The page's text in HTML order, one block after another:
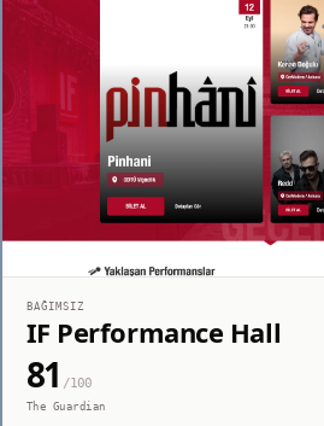
BAĞIMSIZ
IF Performance Hall
81 /100
The Guardian